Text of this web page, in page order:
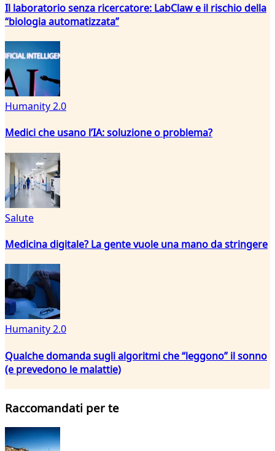
Il laboratorio senza ricercatore: LabClaw e il rischio della
“biologia automatizzata”
Humanity 2.0
Medici che usano l’IA: soluzione o problema?
Salute
Medicina digitale? La gente vuole una mano da stringere
Humanity 2.0
Qualche domanda sugli algoritmi che “leggono” il sonno
(e prevedono le malattie)
Raccomandati per te